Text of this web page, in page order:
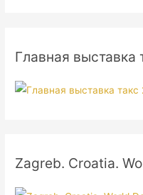
Главная выставка
Zagreb. Croatia.